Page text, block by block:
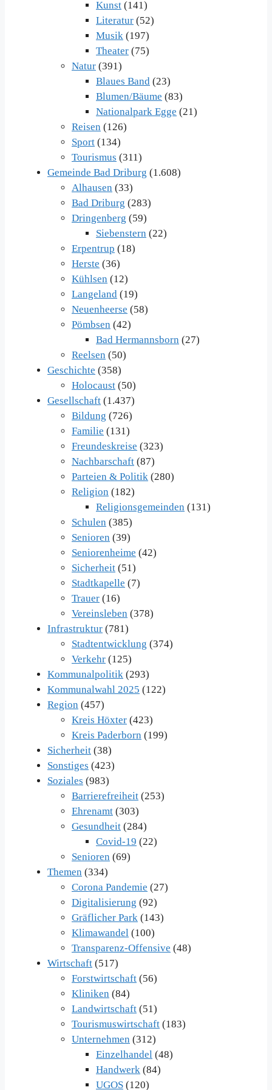
Kunst (141)
Literatur (52)
Musik (197)
Theater (75)
Natur (391)
Blaues Band (23)
Blumen/Bäume (83)
Nationalpark Egge (21)
Reisen (126)
Sport (134)
Tourismus (311)
Gemeinde Bad Driburg (1.608)
Alhausen (33)
Bad Driburg (283)
Dringenberg (59)
Siebenstern (22)
Erpentrup (18)
Herste (36)
Kühlsen (12)
Langeland (19)
Neuenheerse (58)
Pömbsen (42)
Bad Hermannsborn (27)
Reelsen (50)
Geschichte (358)
Holocaust (50)
Gesellschaft (1.437)
Bildung (726)
Familie (131)
Freundeskreise (323)
Nachbarschaft (87)
Parteien & Politik (280)
Religion (182)
Religionsgemeinden (131)
Schulen (385)
Senioren (39)
Seniorenheime (42)
Sicherheit (51)
Stadtkapelle (7)
Trauer (16)
Vereinsleben (378)
Infrastruktur (781)
Stadtentwicklung (374)
Verkehr (125)
Kommunalpolitik (293)
Kommunalwahl 2025 (122)
Region (457)
Kreis Höxter (423)
Kreis Paderborn (199)
Sicherheit (38)
Sonstiges (423)
Soziales (983)
Barrierefreiheit (253)
Ehrenamt (303)
Gesundheit (284)
Covid-19 (22)
Senioren (69)
Themen (334)
Corona Pandemie (27)
Digitalisierung (92)
Gräflicher Park (143)
Klimawandel (100)
Transparenz-Offensive (48)
Wirtschaft (517)
Forstwirtschaft (56)
Kliniken (84)
Landwirtschaft (51)
Tourismuswirtschaft (183)
Unternehmen (312)
Einzelhandel (48)
Handwerk (84)
UGOS (120)